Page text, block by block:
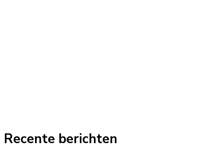
Recente berichten